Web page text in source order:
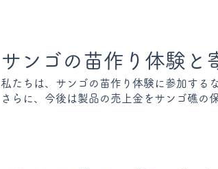
サンゴの苗作り体験と
私たちは、サンゴの苗作り体験に参加する
さらに、今後は製品の売上金をサンゴ礁の